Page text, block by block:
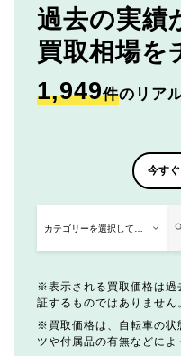
過去の実績
買取相場を
1,949件のリア
今す
表示される買取価格は
証するものではありません
買取価格は、自転車の
ツや付属品の有無などによ